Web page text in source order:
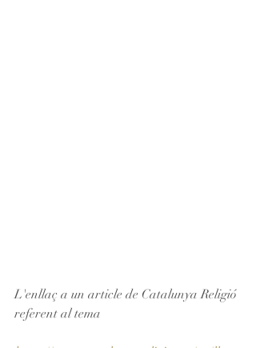
L'enllaç a un article de Catalunya Religió
referent al tema